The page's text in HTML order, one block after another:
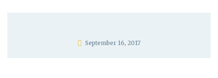
September 16, 2017